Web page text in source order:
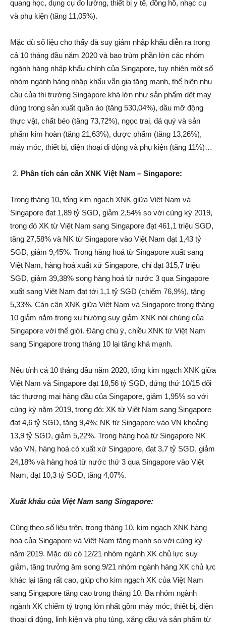
quang học, dụng cụ đo lường, thiết bị y tế, đồng hồ, nhạc cụ
và phụ kiện (tăng 11,05%).
Mặc dù số liệu cho thấy đà suy giảm nhập khẩu diễn ra trong
cả 10 tháng đầu năm 2020 và bao trùm phần lớn các nhóm
ngành hàng nhập khẩu chính của Singapore, tuy nhiên một số
nhóm ngành hàng nhập khẩu vẫn gia tăng mạnh, thể hiện nhu
cầu của thị trường Singapore khá lớn như sản phẩm dệt may
dùng trong sản xuất quần áo (tăng 530,04%), dầu mỡ động
thực vật, chất béo (tăng 73,72%), ngọc trai, đá quý và sản
phẩm kim hoàn (tăng 21,63%), dược phẩm (tăng 13,26%),
máy móc, thiết bị, điện thoại di dộng và phụ kiện (tăng 11%)…
Phân tích cán cân XNK Việt Nam – Singapore:
Trong tháng 10, tổng kim ngạch XNK giữa Việt Nam và
Singapore đạt 1,89 tỷ SGD, giảm 2,54% so với cùng kỳ 2019,
trong đó XK từ Việt Nam sang Singapore đạt 461,1 triệu SGD,
tăng 27,58% và NK từ Singapore vào Việt Nam đạt 1,43 tỷ
SGD, giảm 9,45%. Trong hàng hoá từ Singapore xuất sang
Việt Nam, hàng hoá xuất xứ Singapore, chỉ đạt 315,7 triệu
SGD, giảm 39,38% song hàng hoá từ nước 3 qua Singapore
xuất sang Việt Nam đạt tới 1,1 tỷ SGD (chiếm 76,9%), tăng
5,33%. Cán cân XNK giữa Việt Nam và Singapore trong tháng
10 giảm nằm trong xu hướng suy giảm XNK nói chúng của
Singapore với thế giới. Đáng chú ý, chiều XNK từ Việt Nam
sang Singapore trong tháng 10 lại tăng khá mạnh.
Nếu tính cả 10 tháng đầu năm 2020, tổng kim ngạch XNK giữa
Việt Nam và Singapore đạt 18,56 tỷ SGD, đứng thứ 10/15 đối
tác thương mại hàng đầu của Singapore, giảm 1,95% so với
cùng kỳ năm 2019, trong đó: XK từ Việt Nam sang Singapore
đạt 4,6 tỷ SGD, tăng 9,4%; NK từ Singapore vào VN khoảng
13,9 tỷ SGD, giảm 5,22%. Trong hàng hoá từ Singapore NK
vào VN, hàng hoá có xuất xứ Singapore, đạt 3,7 tỷ SGD, giảm
24,18% và hàng hoá từ nước thứ 3 qua Singapore vào Việt
Nam, đạt 10,3 tỷ SGD, tăng 4,07%.
Xuất khẩu của Việt Nam sang Singapore:
Cũng theo số liệu trên, trong tháng 10, kim ngạch XNK hàng
hoá của Singapore và Việt Nam tăng mạnh so với cùng kỳ
năm 2019. Mặc dù có 12/21 nhóm ngành XK chủ lực suy
giảm, tăng trưởng âm song 9/21 nhóm ngành hàng XK chủ lực
khác lại tăng rất cao, giúp cho kim ngạch XK của Việt Nam
sang Singapore tăng cao trong tháng 10. Ba nhóm ngành
ngành XK chiếm tỷ trọng lớn nhất gồm máy móc, thiết bị, điện
thoại di động, linh kiện và phụ tùng, xăng dầu và sản phẩm từ